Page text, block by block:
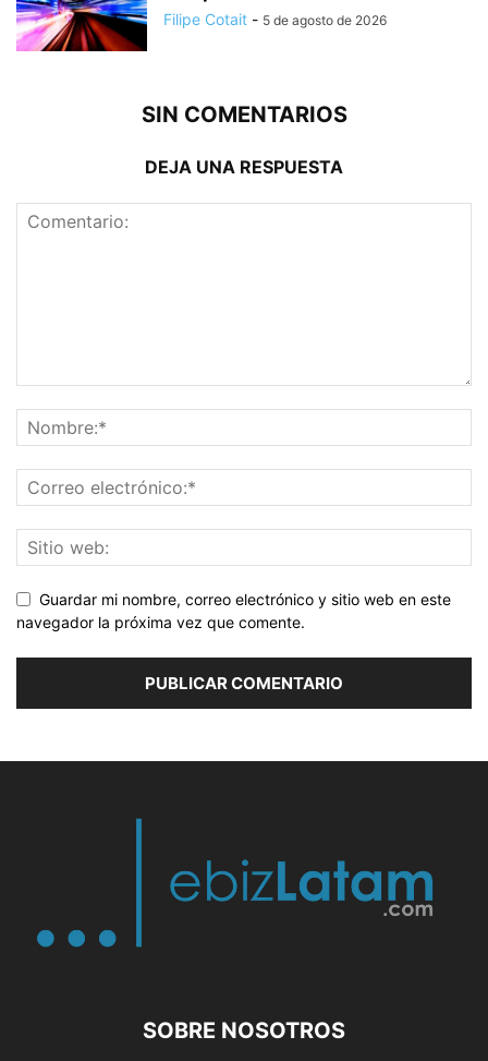
Filipe Cotait - 5 de agosto de 2026
SIN COMENTARIOS
DEJA UNA RESPUESTA
Guardar mi nombre, correo electrónico y sitio web en este
navegador la próxima vez que comente.
SOBRE NOSOTROS